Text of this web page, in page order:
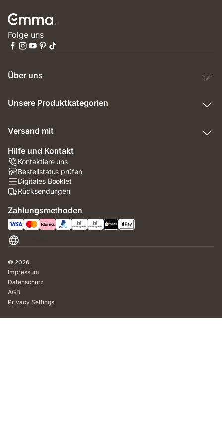
Folge uns
Über uns
Unsere Produktkategorien
Versand mit
Hilfe und Kontakt
Kontaktiere uns
Bestellstatus prüfen
Digitales Booklet
Rücksendungen
Zahlungsmethoden
© 2026.
Impressum
Datenschutz
AGB
Privacy Settings